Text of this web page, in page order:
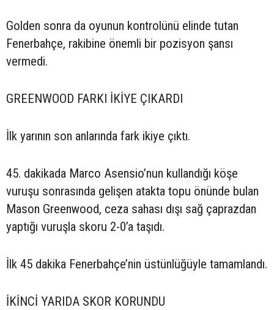
Golden sonra da oyunun kontrolünü elinde tutan
Fenerbahçe, rakibine önemli bir pozisyon şansı
vermedi.
GREENWOOD FARKI İKİYE ÇIKARDI
İlk yarının son anlarında fark ikiye çıktı.
45. dakikada Marco Asensio’nun kullandığı köşe
vuruşu sonrasında gelişen atakta topu önünde bulan
Mason Greenwood, ceza sahası dışı sağ çaprazdan
yaptığı vuruşla skoru 2-0’a taşıdı.
İlk 45 dakika Fenerbahçe’nin üstünlüğüyle tamamlandı.
İKİNCİ YARIDA SKOR KORUNDU